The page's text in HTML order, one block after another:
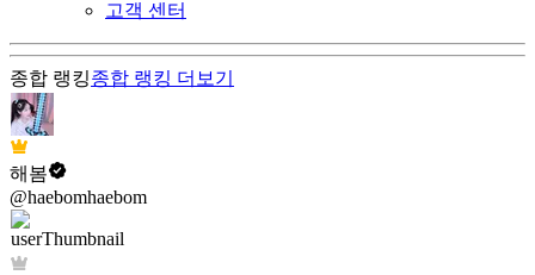
고객 센터
종합 랭킹종합 랭킹 더보기
해봄
@haebomhaebom